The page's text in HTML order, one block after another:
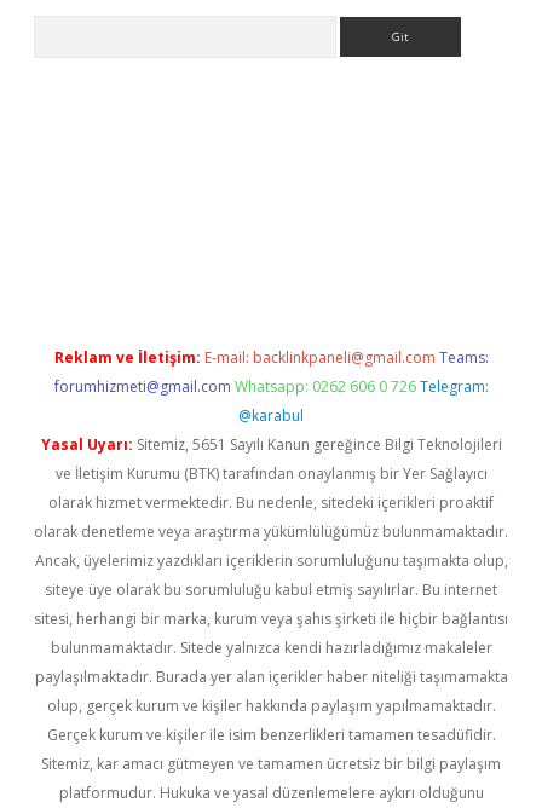
Reklam ve İletişim: E-mail: backlinkpaneli@gmail.com Teams:
forumhizmeti@gmail.com Whatsapp: 0262 606 0 726 Telegram:
@karabul
Yasal Uyarı: Sitemiz, 5651 Sayılı Kanun gereğince Bilgi Teknolojileri
ve İletişim Kurumu (BTK) tarafından onaylanmış bir Yer Sağlayıcı
olarak hizmet vermektedir. Bu nedenle, sitedeki içerikleri proaktif
olarak denetleme veya araştırma yükümlülüğümüz bulunmamaktadır.
Ancak, üyelerimiz yazdıkları içeriklerin sorumluluğunu taşımakta olup,
siteye üye olarak bu sorumluluğu kabul etmiş sayılırlar. Bu internet
sitesi, herhangi bir marka, kurum veya şahıs şirketi ile hiçbir bağlantısı
bulunmamaktadır. Sitede yalnızca kendi hazırladığımız makaleler
paylaşılmaktadır. Burada yer alan içerikler haber niteliği taşımamakta
olup, gerçek kurum ve kişiler hakkında paylaşım yapılmamaktadır.
Gerçek kurum ve kişiler ile isim benzerlikleri tamamen tesadüfidir.
Sitemiz, kar amacı gütmeyen ve tamamen ücretsiz bir bilgi paylaşım
platformudur. Hukuka ve yasal düzenlemelere aykırı olduğunu